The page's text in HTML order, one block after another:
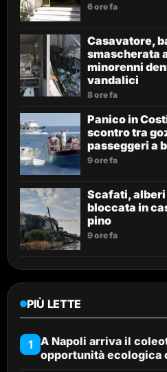
6 ore fa
Casavatore,
smascherata
minorenni
vandalici
8 ore fa
Panico in
scontro tra
passeggeri a
9 ore fa
Scafati,
bloccata in
pino
9 ore fa
PIÙ LETTE
1 A Napoli arriva il
opportunità ecologica